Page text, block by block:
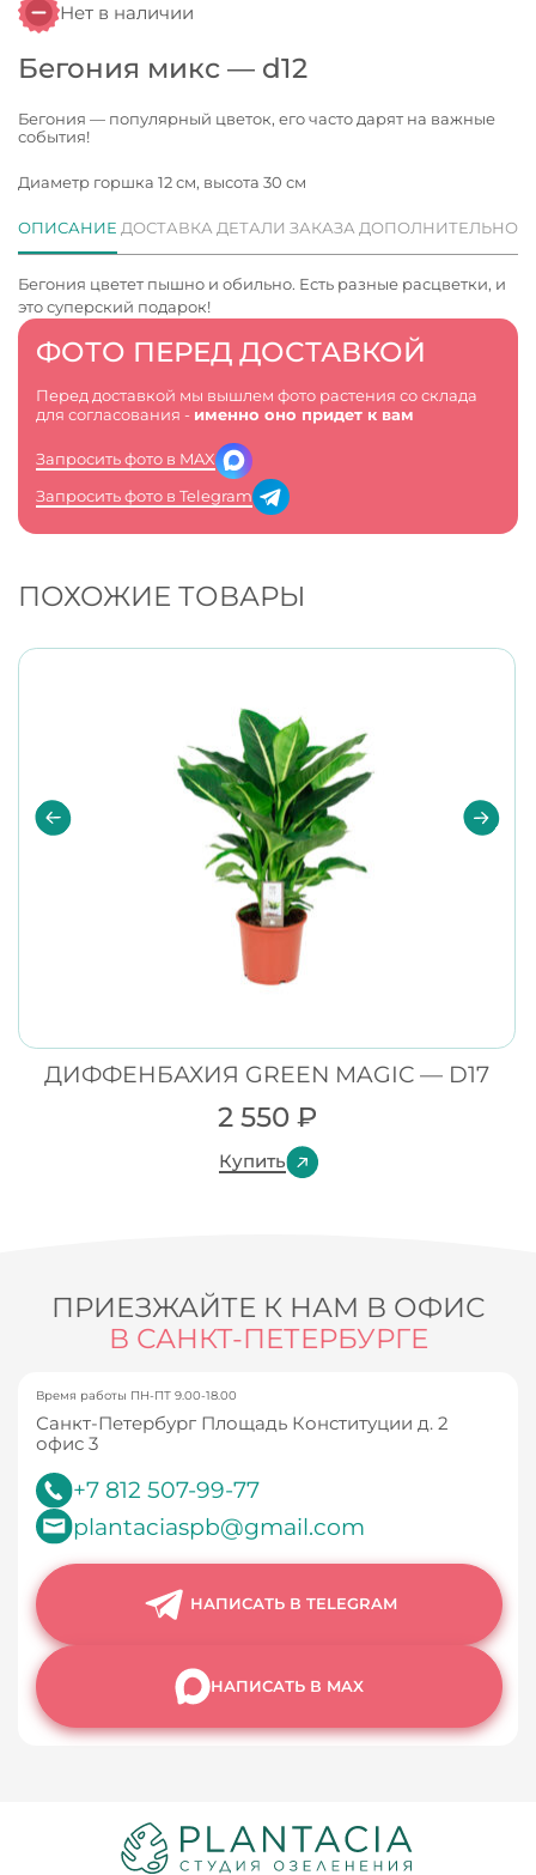
Нет в наличии
Бегония микс — d12
Бегония — популярный цветок, его часто дарят на важные
события!
Диаметр горшка 12 см, высота 30 см
ФОТО ПЕРЕД ДОСТАВКОЙ
Перед доставкой мы вышлем фото растения со склада
для согласования - именно оно придет к вам
Запросить фото в MAX
Запросить фото в Telegram
ОПИСАНИЕ ДОСТАВКА ДЕТАЛИ ЗАКАЗА ДОПОЛНИТЕЛЬНО
Бегония цветет пышно и обильно. Есть разные расцветки, и
это суперский подарок!
ПОХОЖИЕ ТОВАРЫ
ДИФФЕНБАХИЯ GREEN MAGIC — D17
2 550 ₽
Купить
ПРИЕЗЖАЙТЕ К НАМ В ОФИС
В САНКТ-ПЕТЕРБУРГЕ
Время работы ПН-ПТ 9.00-18.00
Санкт-Петербург Площадь Конституции д. 2
офис 3
+7 812 507-99-77
plantaciaspb@gmail.com
НАПИСАТЬ В TELEGRAM
НАПИСАТЬ В MAX